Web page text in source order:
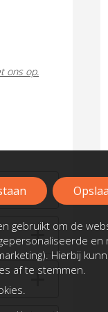
ons op.
gebruikt om de
en
Hierbij
af te stemmen.